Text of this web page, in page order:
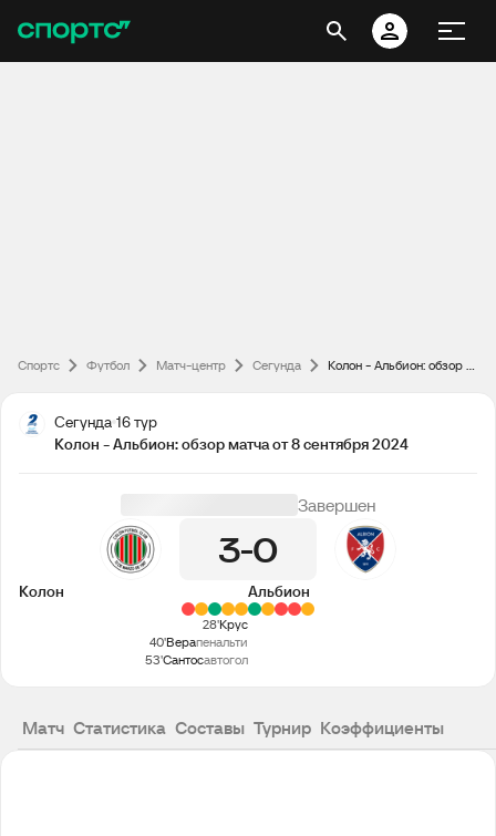
Спортс Футбол Матч-центр Сегунда Колон - Альбион: обзор матча от 8 сентября 2024
Сегунда 16 тур
Колон - Альбион: обзор матча от 8 сентября 2024
Завершен
3 0
Колон Альбион
28'Крус
40'Верапенальти
53'Сантосавтогол
Матч Статистика Составы Турнир Коэффициенты